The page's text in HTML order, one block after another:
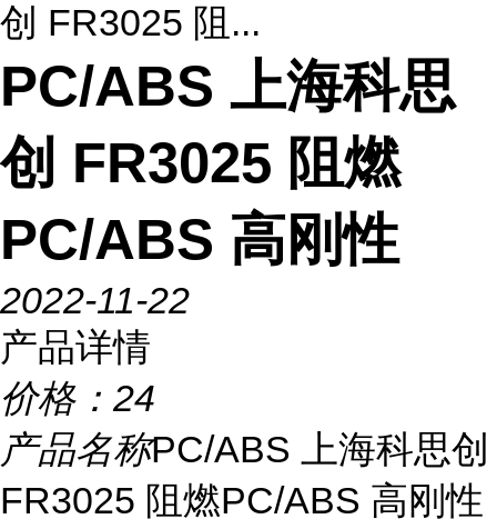
创 FR3025 阻...
PC/ABS 上海科思
创 FR3025 阻燃
PC/ABS 高刚性
2022-11-22
产品详情
价格： 24
产品名称PC/ABS 上海科思创
FR3025 阻燃PC/ABS 高刚性